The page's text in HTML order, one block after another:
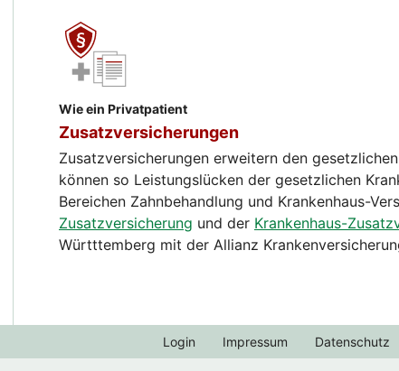
Wie ein Privatpatient
Zusatzversicherungen
Zusatzversicherungen erweitern den
können so Leistungslücken der gesetzlichen
Bereichen Zahnbehandlung und Krankenhaus-
Zusatzversicherung und der Krankenhaus-
Württtemberg mit der Allianz
Login Impressum Datenschutz